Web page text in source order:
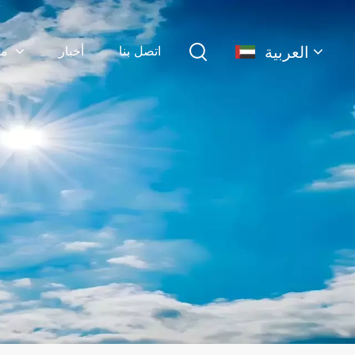
منتجات أخبار اتصل بنا العربية
español
português